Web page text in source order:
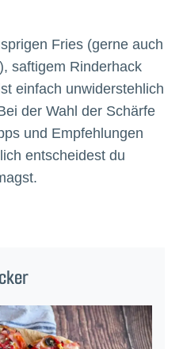
Fries (gerne auch
), saftigem Rinderhack
einfach unwiderstehlich
der Wahl der Schärfe
und Empfehlungen
entscheidest du